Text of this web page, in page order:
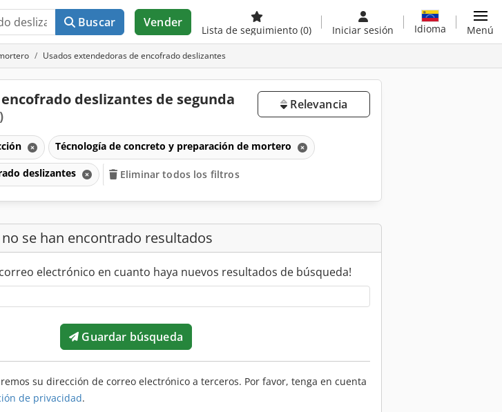
Buscar Vender
Lista de seguimiento (0) Iniciar sesión Idioma Menú
Usados extendedoras de encofrado deslizantes
deslizantes de segunda
Relevancia
Técnología de concreto y preparación de mortero
deslizantes Eliminar todos los filtros
se han encontrado resultados
electrónico en cuanto haya nuevos resultados de búsqueda!
Guardar búsqueda
su dirección de correo electrónico a terceros. Por favor, tenga en cuenta
de privacidad.